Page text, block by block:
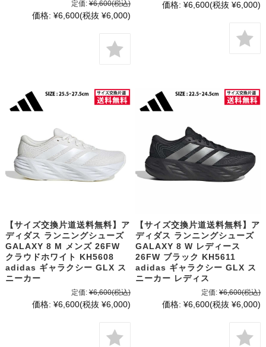
定価: ¥6,600(税込)
価格: ¥6,600(税抜 ¥6,000)
価格: ¥6,600(税抜 ¥6,000)
【サイズ交換片道送料無料】ア
ディダス ランニングシューズ
GALAXY 8 M メンズ 26FW
クラウドホワイト KH5608
adidas ギャラクシー GLX ス
ニーカー
定価: ¥6,600(税込)
価格: ¥6,600(税抜 ¥6,000)
【サイズ交換片道送料無料】ア
ディダス ランニングシューズ
GALAXY 8 W レディース
26FW ブラック KH5611
adidas ギャラクシー GLX ス
ニーカー レディス
定価: ¥6,600(税込)
価格: ¥6,600(税抜 ¥6,000)